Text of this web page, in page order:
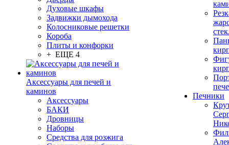
Духовые шкафы
Задвижки дымохода
Колосниковые решетки
Короба
Плиты и конфорки
+ ЕЩЕ 4
Аксессуары для печей и
каминов
Аксессуары
БАКИ
Дровницы
Наборы
Средства для розжига
Печники